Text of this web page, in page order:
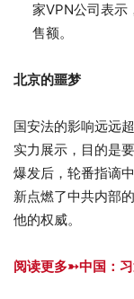
家VPN公司表示
售额。
北京的噩梦
国安法的影响远远
实力展示，目的是
爆发后，轮番指谪
新点燃了中共内部
他的权威。
阅读更多➳中国：